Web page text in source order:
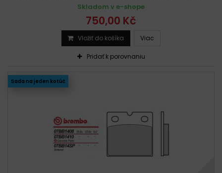
Skladom v e-shope
750,00 Kč
Vložiť do košíka Viac
Pridať k porovnaniu
Sada na jeden kotúč